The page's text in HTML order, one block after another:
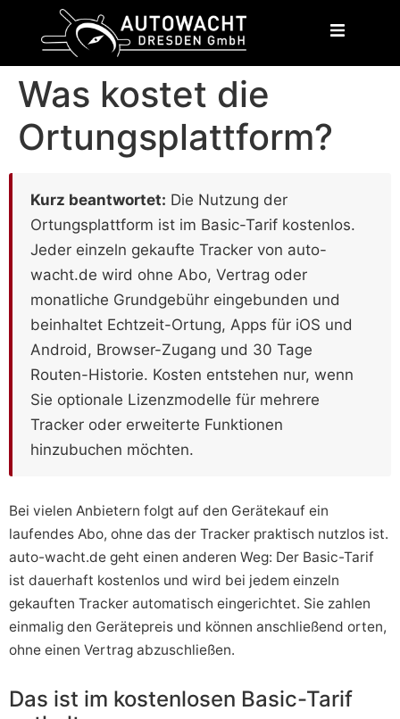
Was kostet die
Ortungsplattform?
Kurz beantwortet: Die Nutzung der
Ortungsplattform ist im Basic-Tarif kostenlos.
Jeder einzeln gekaufte Tracker von auto-
wacht.de wird ohne Abo, Vertrag oder
monatliche Grundgebühr eingebunden und
beinhaltet Echtzeit-Ortung, Apps für iOS und
Android, Browser-Zugang und 30 Tage
Routen-Historie. Kosten entstehen nur, wenn
Sie optionale Lizenzmodelle für mehrere
Tracker oder erweiterte Funktionen
hinzubuchen möchten.
Bei vielen Anbietern folgt auf den Gerätekauf ein
laufendes Abo, ohne das der Tracker praktisch nutzlos ist.
auto-wacht.de geht einen anderen Weg: Der Basic-Tarif
ist dauerhaft kostenlos und wird bei jedem einzeln
gekauften Tracker automatisch eingerichtet. Sie zahlen
einmalig den Gerätepreis und können anschließend orten,
ohne einen Vertrag abzuschließen.
Das ist im kostenlosen Basic-Tarif